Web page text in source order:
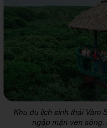
Khu du lịch sinh thái Vàm
ngập mặn ven sông.